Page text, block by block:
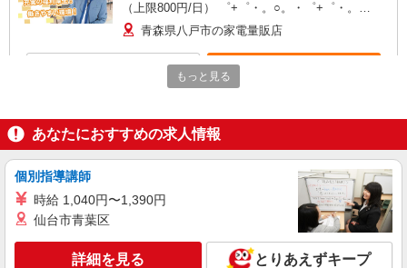
（上限800円/日） ゜+゜・。○。・゜+゜・。
○。・゜+゜ 入社祝い金10万円支給(規定有) お友達
を紹介頂くと, インセンティブ支給(規定有) ★月2
回払い・週払い可能（規程有）★ ゜・。○。・゜
+゜・。○。・゜+゜
青森県八戸市の家電量販店
ケーズデンキ 八戸本店
◆家電店のレジ・応対等
時給1,060円〜時給1,110円 （勤務曜日・時間
帯による加給制度：平日・土曜の17時以降、また
は日曜・祝日の終日は勤務1時間につき50円加給）
※加給制度は学生スタッフ対象外です
キープ 詳細を見る
もっと見る
あなたにおすすめの求人情報
個別指導講師
時給 1,040円〜1,390円
仙台市青葉区
詳細を見る とりあえずキープ